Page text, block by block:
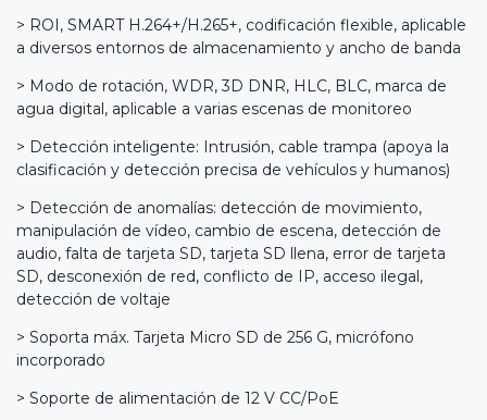
> ROI, SMART H.264+/H.265+, codificación flexible, aplicable
a diversos entornos de almacenamiento y ancho de banda
> Modo de rotación, WDR, 3D DNR, HLC, BLC, marca de
agua digital, aplicable a varias escenas de monitoreo
> Detección inteligente: Intrusión, cable trampa (apoya la
clasificación y detección precisa de vehículos y humanos)
> Detección de anomalías: detección de movimiento,
manipulación de vídeo, cambio de escena, detección de
audio, falta de tarjeta SD, tarjeta SD llena, error de tarjeta
SD, desconexión de red, conflicto de IP, acceso ilegal,
detección de voltaje
> Soporta máx. Tarjeta Micro SD de 256 G, micrófono
incorporado
> Soporte de alimentación de 12 V CC/PoE